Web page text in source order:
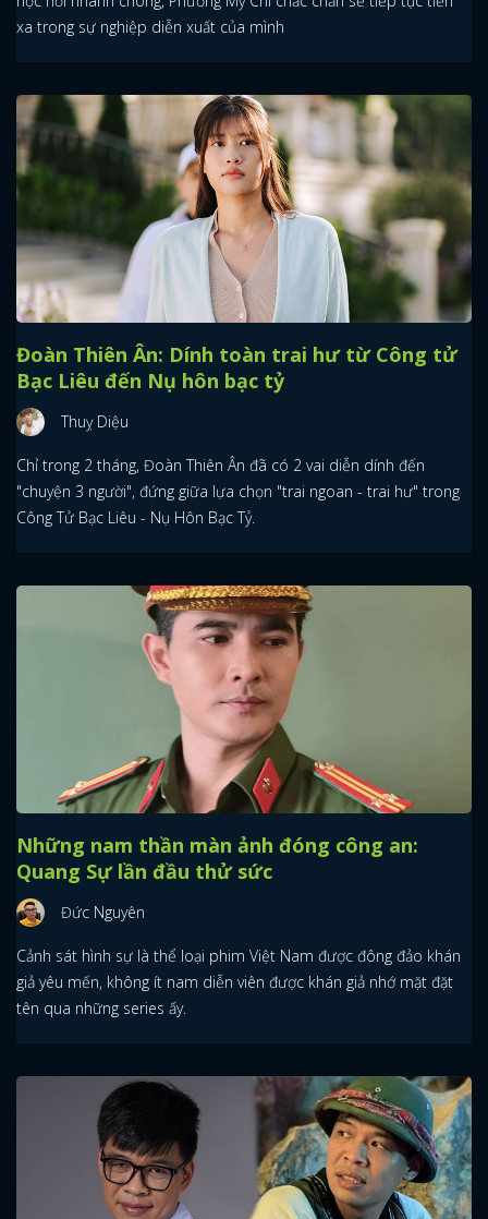
xa trong sự nghiệp diễn xuất của mình
Đoàn Thiên Ân: Dính toàn trai hư từ Công tử
Bạc Liêu đến Nụ hôn bạc tỷ
Thuỵ Diệu
Chỉ trong 2 tháng, Đoàn Thiên Ân đã có 2 vai diễn dính đến
"chuyện 3 người", đứng giữa lựa chọn "trai ngoan - trai hư" trong
Công Tử Bạc Liêu - Nụ Hôn Bạc Tỷ.
Những nam thần màn ảnh đóng công an:
Quang Sự lần đầu thử sức
Đức Nguyên
Cảnh sát hình sự là thể loại phim Việt Nam được đông đảo khán
giả yêu mến, không ít nam diễn viên được khán giả nhớ mặt đặt
tên qua những series ấy.